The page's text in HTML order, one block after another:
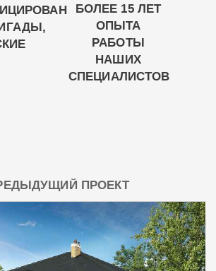
БОЛЕЕ 15 ЛЕТ
ОПЫТА
РАБОТЫ
НАШИХ
СПЕЦИАЛИСТОВ
ПРОЕКТ